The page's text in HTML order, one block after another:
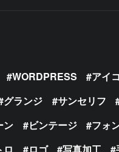
WORDPRESS アイ
グランジ サンセリフ
ン ビンテージ フォ